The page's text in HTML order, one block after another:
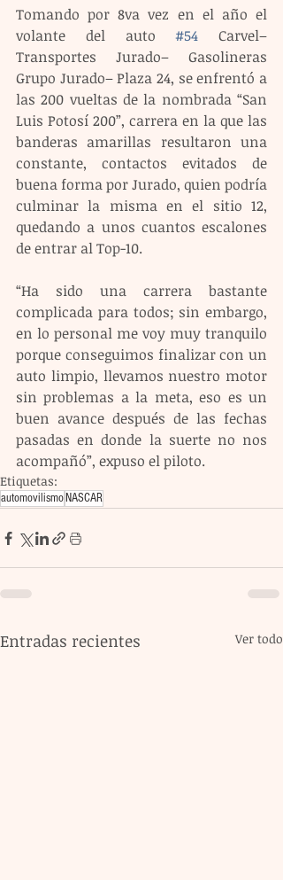
Tomando por 8va vez en el año el
volante del auto #54 Carvel–
Transportes Jurado– Gasolineras
Grupo Jurado– Plaza 24, se enfrentó a
las 200 vueltas de la nombrada “San
Luis Potosí 200”, carrera en la que las
banderas amarillas resultaron una
constante, contactos evitados de
buena forma por Jurado, quien podría
culminar la misma en el sitio 12,
quedando a unos cuantos escalones
de entrar al Top-10.
“Ha sido una carrera bastante
complicada para todos; sin embargo,
en lo personal me voy muy tranquilo
porque conseguimos finalizar con un
auto limpio, llevamos nuestro motor
sin problemas a la meta, eso es un
buen avance después de las fechas
pasadas en donde la suerte no nos
acompañó”, expuso el piloto.
Etiquetas:
automovilismoNASCAR
Entradas recientes Ver todo